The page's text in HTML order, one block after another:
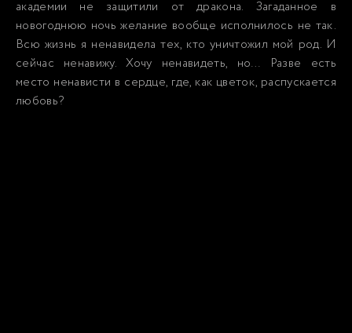
академии не защитили от дракона. Загаданное в
новогоднюю ночь желание вообще исполнилось не так.
Всю жизнь я ненавидела тех, кто уничтожил мой род. И
сейчас ненавижу. Хочу ненавидеть, но… Разве есть
место ненависти в сердце, где, как цветок, распускается
любовь?